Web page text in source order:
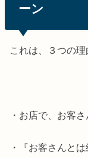
ーン
これは、３つの理
・お店で、お客
・『お客さんと